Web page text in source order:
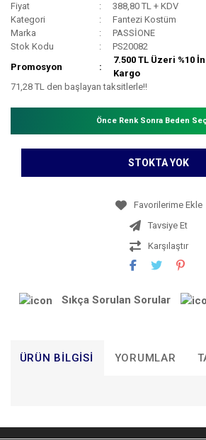
Fiyat
388,80 TL + KDV
Kategori
Fantezi Kostüm
Marka
PASSİONE
Stok Kodu
PS20082
Promosyon
7.500 TL Üzeri %10
Kargo
71,28 TL den başlayan taksitlerle!!
Önce Renk Sonra Beden
STOKTA YOK
Tavsiye Et
Karşılaştır
Sıkça Sorulan Sorular
ÜRÜN BILGISI YORUMLAR
Bu ürünün fiyat bilgisi, resim, ürün